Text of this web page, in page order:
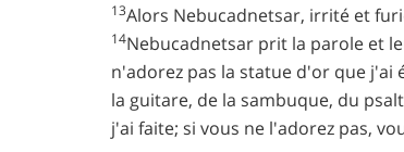
13Alors Nebucadnetsar, irrité et
14Nebucadnetsar prit la parole et
n'adorez pas la statue d'or que j'ai
la guitare, de la sambuque, du
j'ai faite; si vous ne l'adorez pas,